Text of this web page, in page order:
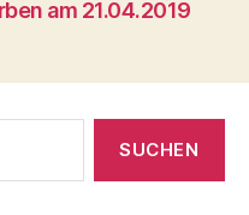
am 21.04.2019